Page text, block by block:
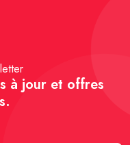
à jour et offres